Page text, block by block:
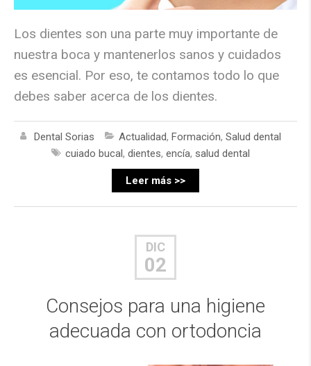
Los dientes son una parte muy importante de
nuestra boca y mantenerlos sanos y cuidados
es esencial. Por eso, te contamos todo lo que
debes saber acerca de los dientes.
Dental Sorias Actualidad, Formación, Salud dental
cuiado bucal, dientes, encía, salud dental
Leer más >>
DIC
02
Consejos para una higiene
adecuada con ortodoncia